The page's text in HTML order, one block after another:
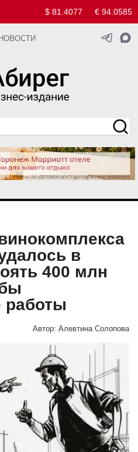
$ 81.4077 € 94.0585
в
400 млн
Автор: Алевтина Солопова